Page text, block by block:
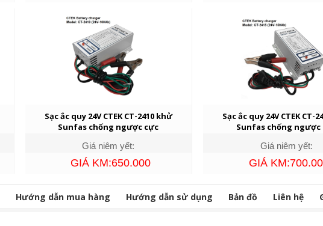
Sạc ắc quy 24V CTEK CT-2410 khử
Sunfas chống ngược cực
Giá niêm yết:
GIÁ KM:650.000
Sạc ắc quy 24V CTEK CT-
Sunfas chống ngược
Giá niêm yết:
GIÁ
Hướng dẫn mua hàng Hướng dẫn sử dụng Bản đồ Liên hệ